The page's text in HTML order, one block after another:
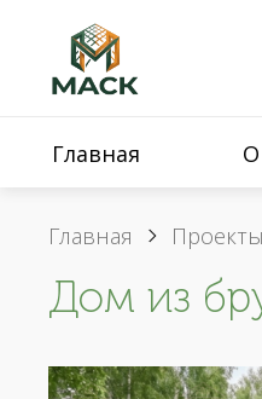
Главная
Главная Проекты
Дом из